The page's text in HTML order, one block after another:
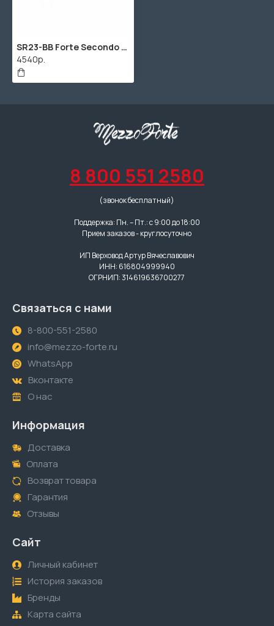
SR23-BB Forte Secondo Мостик для скрипки размером 4/4-3/4, бронзовый, Wolf
4540р.
8 800 551 2580
(звонок бесплатный)
Поддержка: Пн. – Пт.: с 9:00 до 18:00
Прием заказов - круглосуточно
ИП Верховод Артур Вячеславович
ИНН: 616804999940
ОГРНИП: 314619636700277
Связаться с нами
8-800-551-2580
info@mezzo-forte.ru
WhatsApp
Вконтакте
О нас
Информация
Доставка
Оплата
Возврат товара
Гарантия
Отзывы
Сайт
Личный кабинет
История заказов
Бренды
Карта сайта